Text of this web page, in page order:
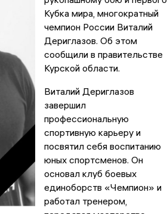
Кубка мира, многократный
чемпион России Виталий
Дериглазов. Об этом
сообщили в правительстве
Курской области.
Виталий Дериглазов
завершил
профессиональную
спортивную карьеру и
посвятил себя воспитанию
юных спортсменов. Он
основал клуб боевых
единоборств «Чемпион» и
работал тренером,